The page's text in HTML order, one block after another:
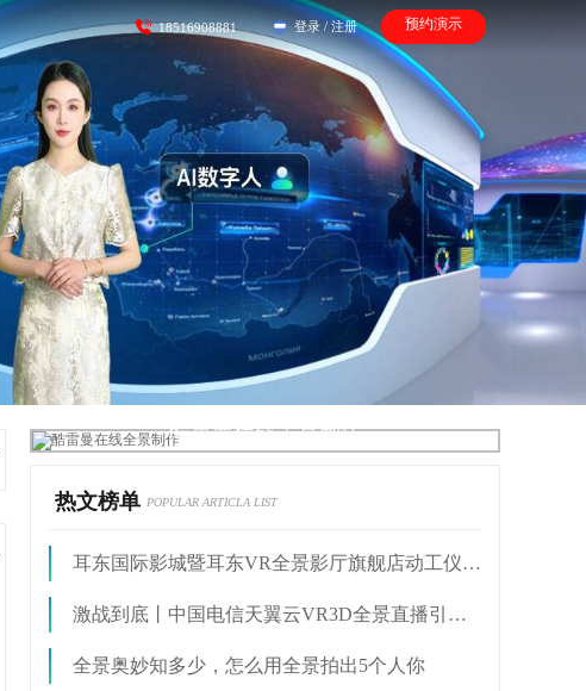
18516908881 登录 / 注册 预约演示
酷雷曼在线全景制作
热文榜单 POPULAR ARTICLA LIST
耳东国际影城暨耳东VR全景影厅旗舰店动工仪式盛大举行
激战到底丨中国电信天翼云VR3D全景直播引燃拳击热火
全景奥妙知多少，怎么用全景拍出5个人你